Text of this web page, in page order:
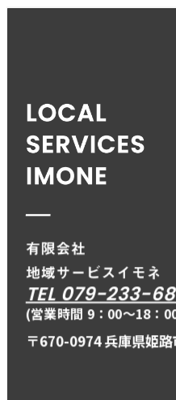
TEL 079-233-
(営業時間 9：00〜18：
〒670-0974 兵庫県姫